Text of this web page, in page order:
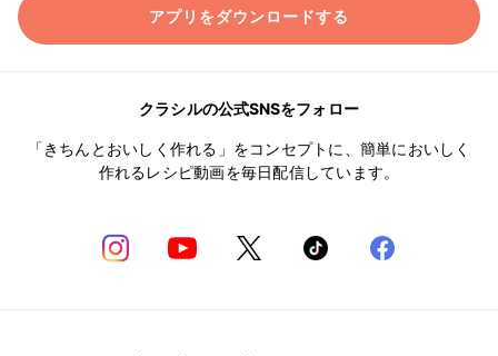
アプリをダウンロードする
クラシルの公式SNSをフォロー
「きちんとおいしく作れる」をコンセプトに、簡単においしく
作れるレシピ動画を毎日配信しています。